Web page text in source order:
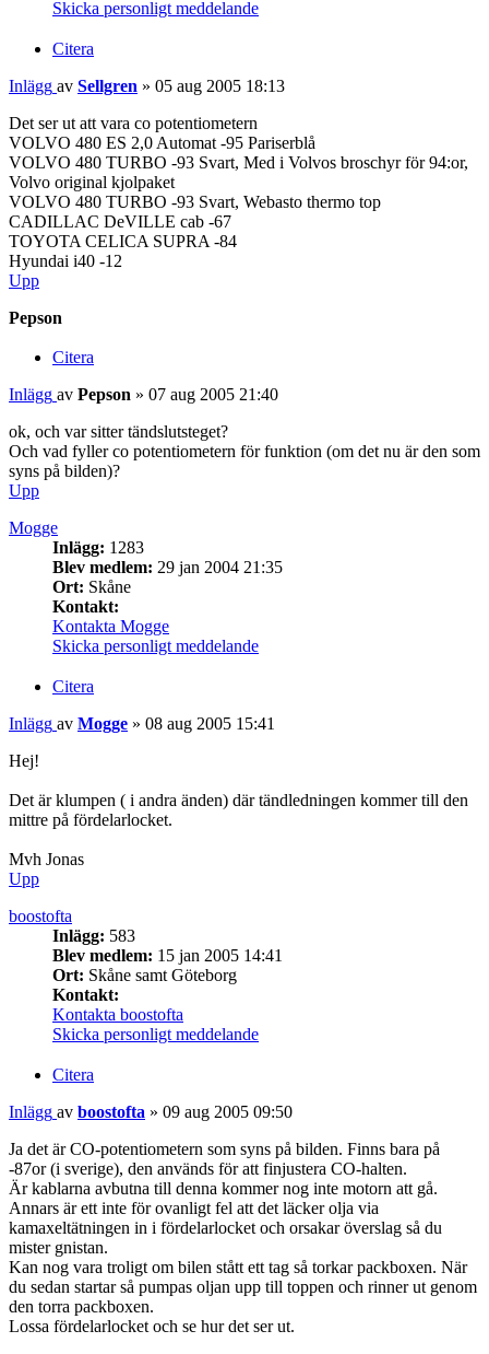
Skicka personligt meddelande
Citera
Inlägg av Sellgren » 05 aug 2005 18:13
Det ser ut att vara co potentiometern
VOLVO 480 ES 2,0 Automat -95 Pariserblå
VOLVO 480 TURBO -93 Svart, Med i Volvos broschyr för 94:or,
Volvo original kjolpaket
VOLVO 480 TURBO -93 Svart, Webasto thermo top
CADILLAC DeVILLE cab -67
TOYOTA CELICA SUPRA -84
Hyundai i40 -12
Upp
Pepson
Citera
Inlägg av Pepson » 07 aug 2005 21:40
ok, och var sitter tändslutsteget?
Och vad fyller co potentiometern för funktion (om det nu är den som
syns på bilden)?
Upp
Mogge
Inlägg: 1283
Blev medlem: 29 jan 2004 21:35
Ort: Skåne
Kontakt:
Kontakta Mogge
Skicka personligt meddelande
Citera
Inlägg av Mogge » 08 aug 2005 15:41
Hej!
Det är klumpen ( i andra änden) där tändledningen kommer till den
mittre på fördelarlocket.
Mvh Jonas
Upp
boostofta
Inlägg: 583
Blev medlem: 15 jan 2005 14:41
Ort: Skåne samt Göteborg
Kontakt:
Kontakta boostofta
Skicka personligt meddelande
Citera
Inlägg av boostofta » 09 aug 2005 09:50
Ja det är CO-potentiometern som syns på bilden. Finns bara på
-87or (i sverige), den används för att finjustera CO-halten.
Är kablarna avbutna till denna kommer nog inte motorn att gå.
Annars är ett inte för ovanligt fel att det läcker olja via
kamaxeltätningen in i fördelarlocket och orsakar överslag så du
mister gnistan.
Kan nog vara troligt om bilen stått ett tag så torkar packboxen. När
du sedan startar så pumpas oljan upp till toppen och rinner ut genom
den torra packboxen.
Lossa fördelarlocket och se hur det ser ut.